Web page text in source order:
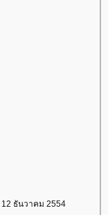
12 ธันวาคม 2554